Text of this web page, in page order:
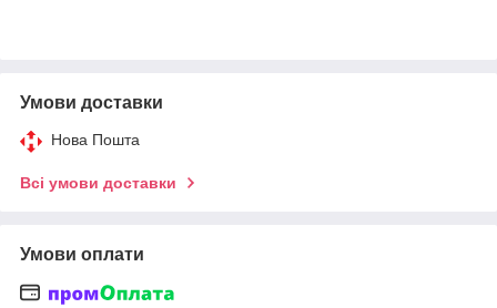
Умови доставки
Нова Пошта
Всі умови доставки
Умови оплати